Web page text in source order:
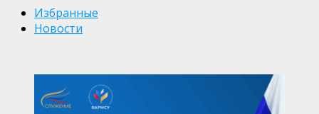
Избранные
Новости